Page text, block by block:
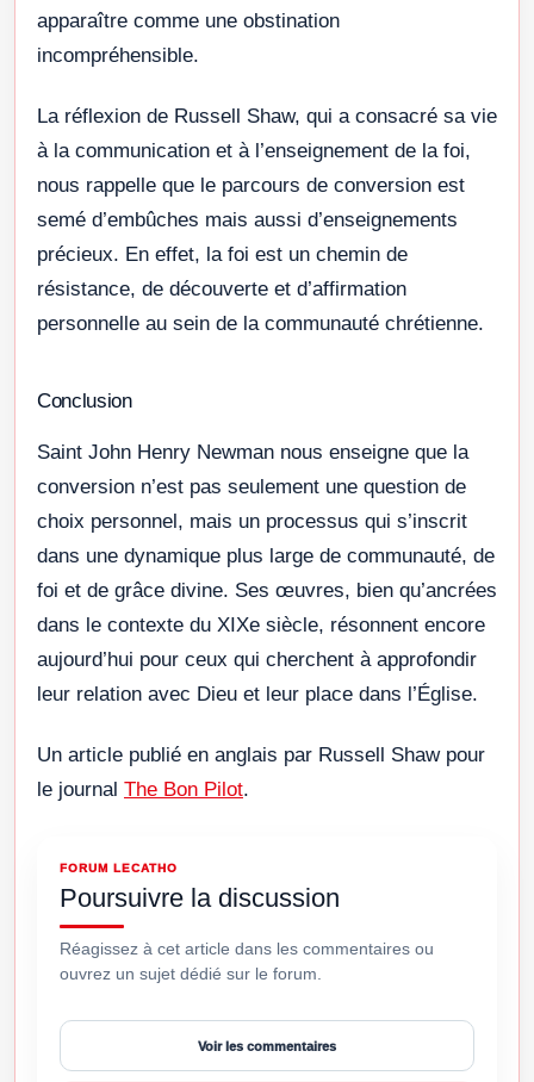
apparaître comme une obstination
incompréhensible.
La réflexion de Russell Shaw, qui a consacré sa vie
à la communication et à l’enseignement de la foi,
nous rappelle que le parcours de conversion est
semé d’embûches mais aussi d’enseignements
précieux. En effet, la foi est un chemin de
résistance, de découverte et d’affirmation
personnelle au sein de la communauté chrétienne.
Conclusion
Saint John Henry Newman nous enseigne que la
conversion n’est pas seulement une question de
choix personnel, mais un processus qui s’inscrit
dans une dynamique plus large de communauté, de
foi et de grâce divine. Ses œuvres, bien qu’ancrées
dans le contexte du XIXe siècle, résonnent encore
aujourd’hui pour ceux qui cherchent à approfondir
leur relation avec Dieu et leur place dans l’Église.
Un article publié en anglais par Russell Shaw pour
le journal The Bon Pilot.
FORUM LECATHO
Poursuivre la discussion
Réagissez à cet article dans les commentaires ou
ouvrez un sujet dédié sur le forum.
Voir les commentaires